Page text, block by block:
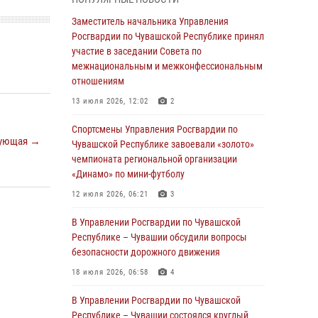
→
В июле сотрудники вневедомственной
охраны Росгвардии задержали более 200
граждан, подозреваемых в совершении
правонарушений
03 августа 2026, 08:20
В Росгвардии вспоминают российских
воинов, погибших в Первой мировой войне
1914-1918 годов
01 августа 2026, 07:19
подозреваемого в причинении тяжкого вреда
здоровью
01 августа 2026, 06:12
национальной гвардии Российской
Федерации
Заместитель начальника Управления
Росгвардии по Чувашской Республике принял
участие в заседании Совета по
межнациональным и межконфессиональным
отношениям
13 июля 2026, 12:02 2
Спортсмены Управления Росгвардии по
Чувашской Республике завоевали «золото»
чемпионата региональной организации
«Динамо» по мини-футболу
12 июля 2026, 06:21 3
В Управлении Росгвардии по Чувашской
Республике – Чувашии обсудили вопросы
безопасности дорожного движения
18 июля 2026, 06:58 4
В Управлении Росгвардии по Чувашской
Республике – Чувашии состоялся круглый